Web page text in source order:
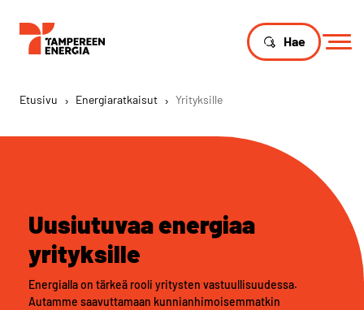
Hae
Etusivu › Energiaratkaisut › Yrityksille
Uusiutuvaa energiaa
yrityksille
Energialla on tärkeä rooli yritysten vastuullisuudessa.
Autamme saavuttamaan kunnianhimoisemmatkin